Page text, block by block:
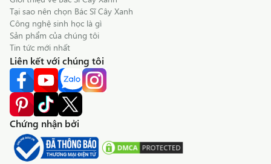
Tại sao nên chọn Bác Sĩ Cây Xanh
Công nghệ sinh học là gì
Sản phẩm của chúng tôi
Tin tức mới nhất
Liên kết với chúng tôi
Chứng nhận bởi